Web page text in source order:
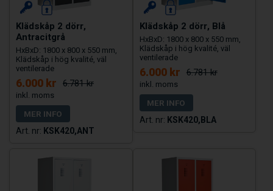
Klädskåp 2 dörr,
Antracitgrå
HxBxD: 1800 x 800 x 550 mm,
Klädskåp i hög kvalité, väl
ventilerade
6.000 kr 6.781 kr
MER INFO
KSK420,ANT
Klädskåp 2 dörr, Blå
HxBxD: 1800 x 800 x 550 mm,
Klädskåp i hög kvalité, väl
ventilerade
6.000 kr 6.781 kr
MER INFO
KSK420,BLA